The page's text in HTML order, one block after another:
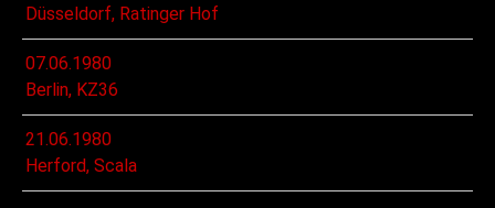
Düsseldorf, Ratinger Hof
07.06.1980
Berlin, KZ36
21.06.1980
Herford, Scala